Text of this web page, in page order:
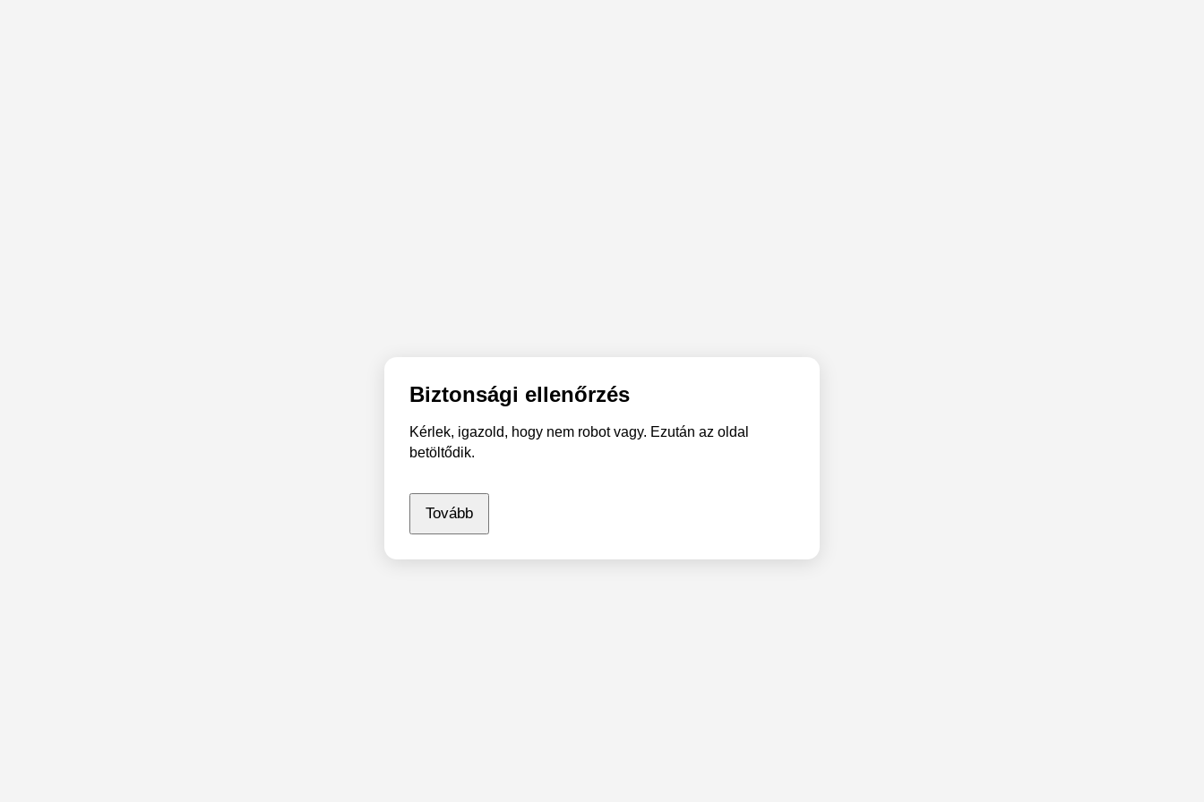
Biztonsági ellenőrzés
Kérlek, igazold, hogy nem robot vagy. Ezután az oldal
betöltődik.
Tovább